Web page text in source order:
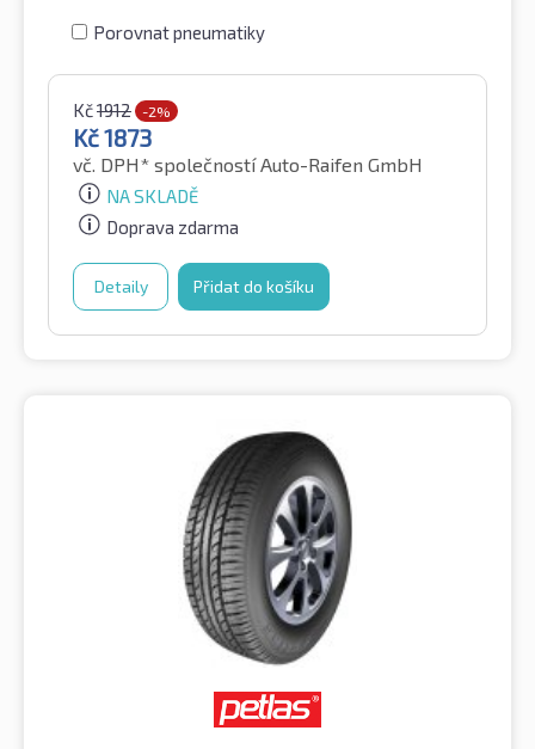
Porovnat pneumatiky
Kč1912 -2%
Kč1873
vč. DPH* společností Auto-Raifen GmbH
NA SKLADĚ
Doprava zdarma
Detaily Přidat do košíku